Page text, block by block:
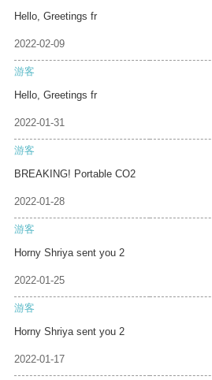
Hello, Greetings fr
2022-02-09
游客
Hello, Greetings fr
2022-01-31
游客
BREAKING! Portable CO2
2022-01-28
游客
Horny Shriya sent you 2
2022-01-25
游客
Horny Shriya sent you 2
2022-01-17